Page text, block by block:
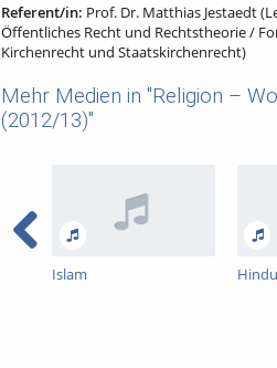
Referent/in: Prof. Dr. Matthias Jestaedt
Öffentliches Recht und Rechtstheorie /
Kirchenrecht und Staatskirchenrecht)
Mehr Medien in "Religion –
(2012/13)"
Islam